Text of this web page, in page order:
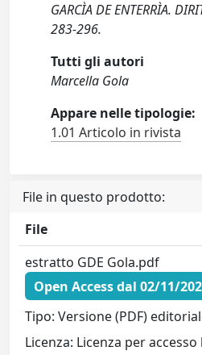
GARCÌA DE ENTERRÌA.
283-296.
Tutti gli autori
Marcella Gola
Appare nelle tipologie:
1.01 Articolo in rivista
File in questo prodotto:
File
estratto GDE Gola.pdf
Open Access dal 02/11/
Tipo: Versione (PDF)
Licenza: Licenza per